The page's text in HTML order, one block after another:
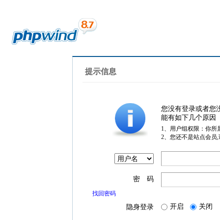
提示信息
您没有登录或者您
能有如下几个原因
1、用户组权限：你所
2、您还不是站点会员
密 码
找回密码
隐身登录 开启 关闭